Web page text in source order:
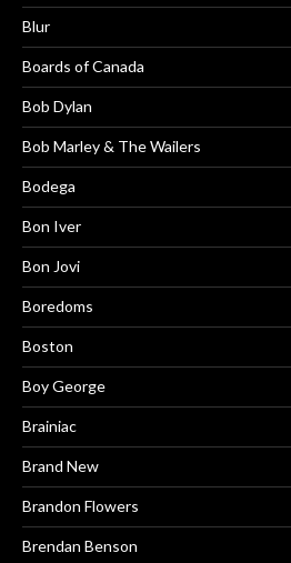
Blur
Boards of Canada
Bob Dylan
Bob Marley & The Wailers
Bodega
Bon Iver
Bon Jovi
Boredoms
Boston
Boy George
Brainiac
Brand New
Brandon Flowers
Brendan Benson